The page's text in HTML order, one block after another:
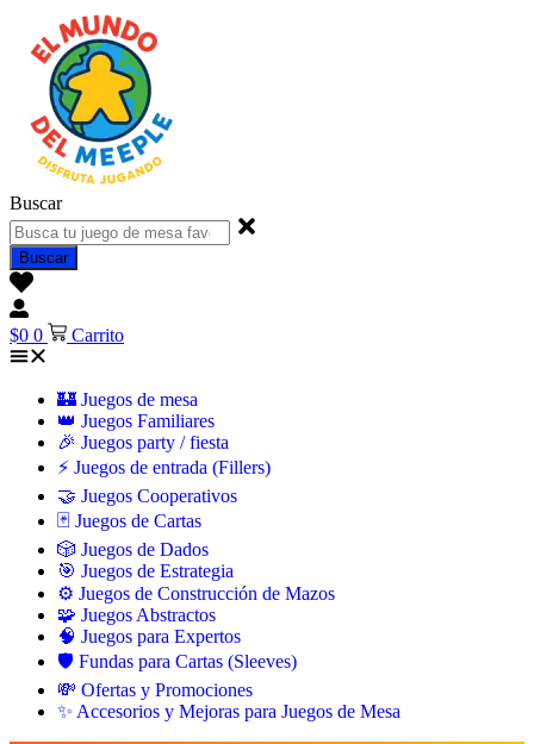
Buscar
Buscar
$0 0 Carrito
🏰 Juegos de mesa
👑 Juegos Familiares
🎉 Juegos party / fiesta
⚡ Juegos de entrada (Fillers)
🤝 Juegos Cooperativos
🃏 Juegos de Cartas
🎲 Juegos de Dados
🎯 Juegos de Estrategia
⚙️ Juegos de Construcción de Mazos
🧩 Juegos Abstractos
🧠 Juegos para Expertos
🛡️ Fundas para Cartas (Sleeves)
💸 Ofertas y Promociones
✨ Accesorios y Mejoras para Juegos de Mesa